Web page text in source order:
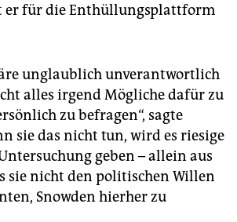
er für die Enthüllungsplattform
unglaublich unverantwortlich
alles irgend Mögliche dafür zu
zu befragen“, sagte
sie das nicht tun, wird es riesige
geben – allein aus
sie nicht den politischen Willen
Snowden hierher zu